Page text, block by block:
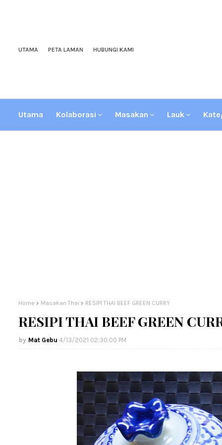
UTAMA PETA LAMAN HUBUNGI KAMI
Utama Kolaborasi Masakan Lauk
Home Masakan Thai RESIPI THAI BEEF GREEN CURRY
RESIPI THAI BEEF GREEN
Mat Gebu 4/13/2021 02:30:00 PM